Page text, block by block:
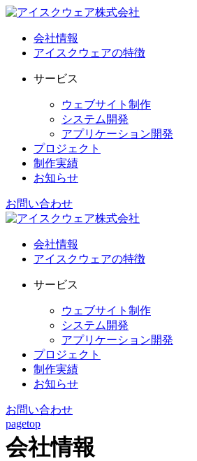
会社情報
アイスクウェアの特徴
サービス
ウェブサイト制作
システム開発
アプリケーション開発
プロジェクト
制作実績
お知らせ
お問い合わせ
会社情報
アイスクウェアの特徴
サービス
ウェブサイト制作
システム開発
アプリケーション開発
プロジェクト
制作実績
お知らせ
お問い合わせ
会社情報
pagetop